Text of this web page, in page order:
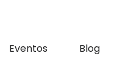
Eventos Blog